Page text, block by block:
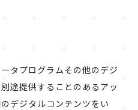
タプログラムその他のデジ
途提供することのあるアッ
デジタルコンテンツをい